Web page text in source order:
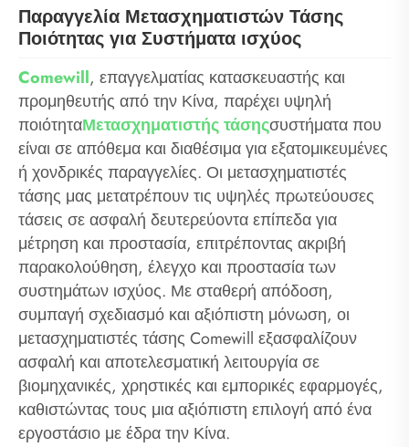
Παραγγελία Μετασχηματιστών Τάσης
Ποιότητας για Συστήματα ισχύος
Comewill, επαγγελματίας κατασκευαστής και
προμηθευτής από την Κίνα, παρέχει υψηλή
ποιότηταΜετασχηματιστής τάσηςσυστήματα που
είναι σε απόθεμα και διαθέσιμα για εξατομικευμένες
ή χονδρικές παραγγελίες. Οι μετασχηματιστές
τάσης μας μετατρέπουν τις υψηλές πρωτεύουσες
τάσεις σε ασφαλή δευτερεύοντα επίπεδα για
μέτρηση και προστασία, επιτρέποντας ακριβή
παρακολούθηση, έλεγχο και προστασία των
συστημάτων ισχύος. Με σταθερή απόδοση,
συμπαγή σχεδιασμό και αξιόπιστη μόνωση, οι
μετασχηματιστές τάσης Comewill εξασφαλίζουν
ασφαλή και αποτελεσματική λειτουργία σε
βιομηχανικές, χρηστικές και εμπορικές εφαρμογές,
καθιστώντας τους μια αξιόπιστη επιλογή από ένα
εργοστάσιο με έδρα την Κίνα.